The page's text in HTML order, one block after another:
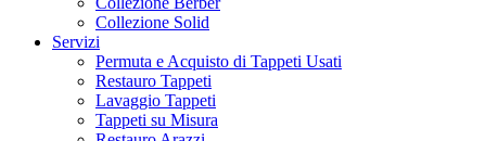
Collezione Solid
Servizi
Permuta e Acquisto di Tappeti Usati
Restauro Tappeti
Lavaggio Tappeti
Tappeti su Misura